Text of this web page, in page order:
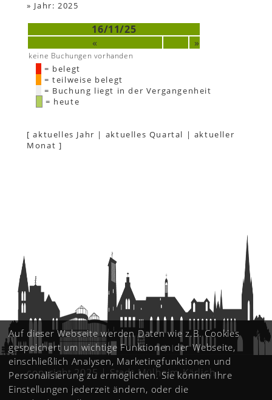
» Jahr: 2025
16/11/25
«
»
keine Buchungen vorhanden
= belegt
= teilweise belegt
= Buchung liegt in der Vergangenheit
= heute
[aktuelles Jahr | aktuelles Quartal | aktueller
Monat ]
copyright 2025 | Stadt Mülheim-Kärlich
Auf dieser Webseite werden Daten wie z.B. Cookies
gespeichert um wichtige Funktionen der Webseite,
einschließlich Analysen, Marketingfunktionen und
Personalisierung zu ermöglichen. Sie können Ihre
Einstellungen jederzeit ändern, oder die